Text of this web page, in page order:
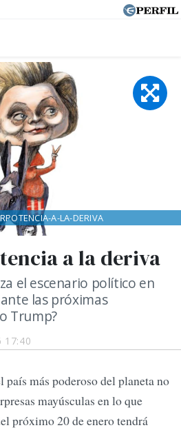
17:40
a la deriva
el escenario político en
las próximas
Trump?
A-LA-DERIVA
país más poderoso del planeta no
mayúsculas en lo que
próximo 20 de enero tendrá